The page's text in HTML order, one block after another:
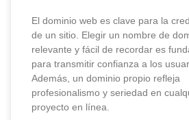
El dominio web es clave para la
de un sitio. Elegir un nombre de
relevante y fácil de recordar es
para transmitir confianza a los
Además, un dominio propio refleja
profesionalismo y seriedad en
proyecto en línea.